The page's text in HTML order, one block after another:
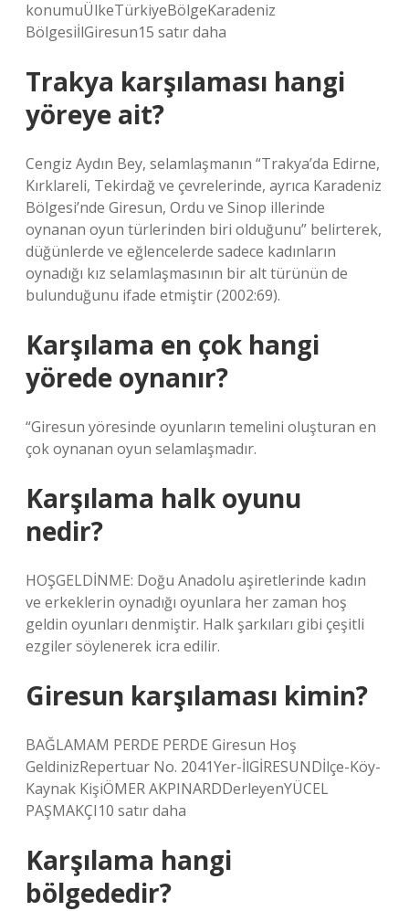
konumuÜlkeTürkiyeBölgeKaradeniz
BölgesiİlGiresun15 satır daha
Trakya karşılaması hangi
yöreye ait?
Cengiz Aydın Bey, selamlaşmanın “Trakya’da Edirne,
Kırklareli, Tekirdağ ve çevrelerinde, ayrıca Karadeniz
Bölgesi’nde Giresun, Ordu ve Sinop illerinde
oynanan oyun türlerinden biri olduğunu” belirterek,
düğünlerde ve eğlencelerde sadece kadınların
oynadığı kız selamlaşmasının bir alt türünün de
bulunduğunu ifade etmiştir (2002:69).
Karşılama en çok hangi
yörede oynanır?
“Giresun yöresinde oyunların temelini oluşturan en
çok oynanan oyun selamlaşmadır.
Karşılama halk oyunu
nedir?
HOŞGELDİNME: Doğu Anadolu aşiretlerinde kadın
ve erkeklerin oynadığı oyunlara her zaman hoş
geldin oyunları denmiştir. Halk şarkıları gibi çeşitli
ezgiler söylenerek icra edilir.
Giresun karşılaması kimin?
BAĞLAMAM PERDE PERDE Giresun Hoş
GeldinizRepertuar No. 2041Yer-İlGİRESUNDİlçe-Köy-
Kaynak KişiÖMER AKPINARDDerleyenYÜCEL
PAŞMAKÇI10 satır daha
Karşılama hangi
bölgededir?